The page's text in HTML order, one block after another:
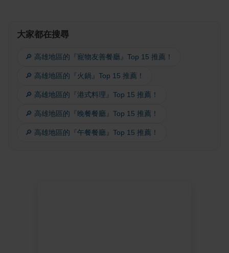
大家都在搜尋
🔎 高雄地區的『寵物友善餐廳』Top 15 推薦！
🔎 高雄地區的『火鍋』Top 15 推薦！
🔎 高雄地區的『港式料理』Top 15 推薦！
🔎 高雄地區的『晚餐餐廳』Top 15 推薦！
🔎 高雄地區的『午餐餐廳』Top 15 推薦！